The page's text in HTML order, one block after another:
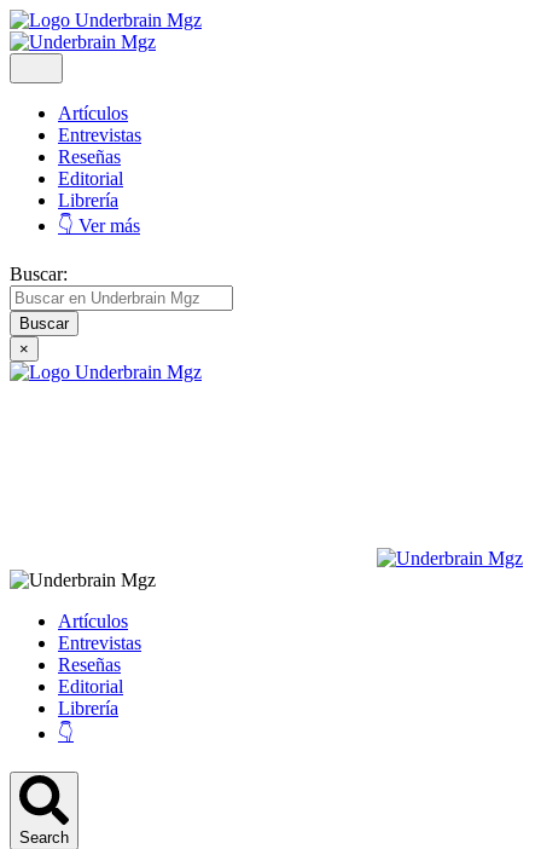
Artículos
Entrevistas
Reseñas
Editorial
Librería
👇 Ver más
Buscar:
×
Artículos
Entrevistas
Reseñas
Editorial
Librería
👇
Search